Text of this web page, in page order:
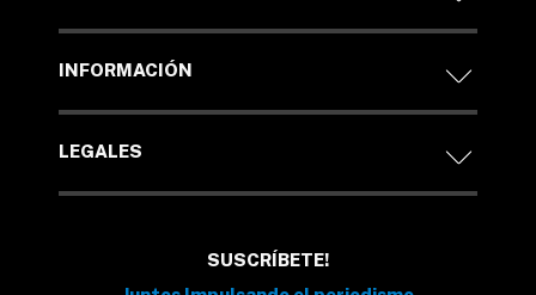
INFORMACIÓN
LEGALES
SUSCRÍBETE!